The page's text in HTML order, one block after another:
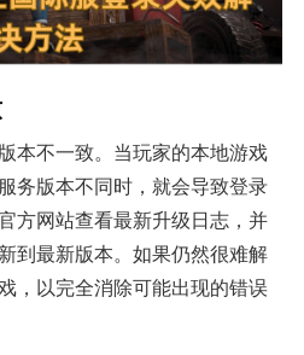
本不一致。当玩家的本地游戏
务版本不同时，就会导致登录
方网站查看最新升级日志，并
到最新版本。如果仍然很难解
，以完全消除可能出现的错误